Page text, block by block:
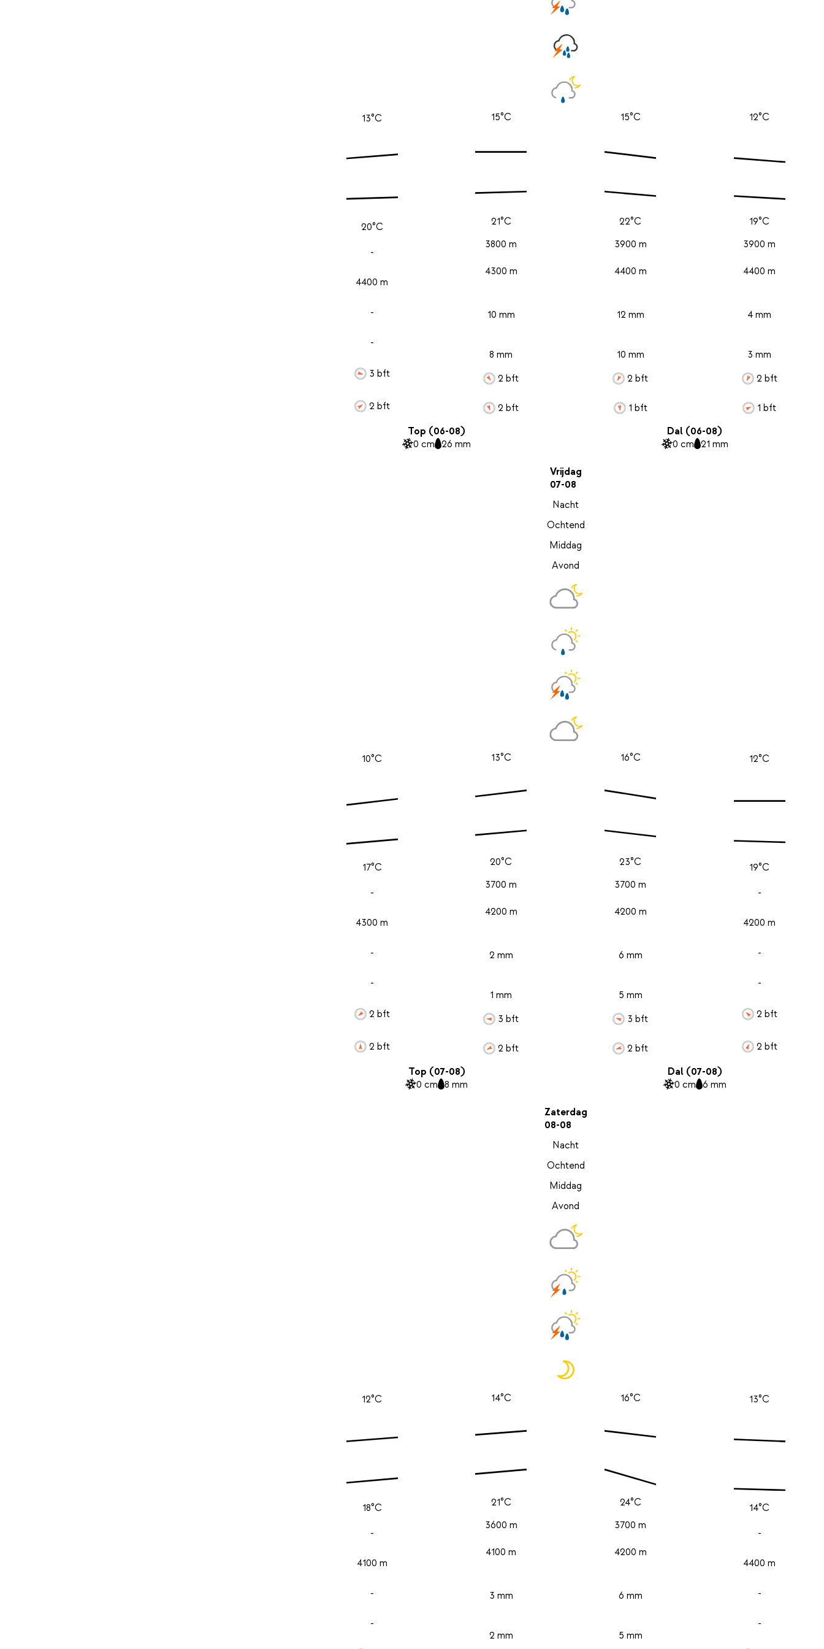
13°C
20°C
-
4400 m
-
-
3 bft
2 bft
15°C
21°C
3800 m
4300 m
10 mm
8 mm
2 bft
2 bft
15°C
22°C
3900 m
4400 m
12 mm
10 mm
2 bft
1 bft
12°C
19°C
3900 m
4400 m
4 mm
3 mm
2 bft
1 bft
Top (06-08)
0 cm 26 mm
Dal (06-08)
0 cm 21 mm
Vrijdag
07-08
Nacht
Ochtend
Middag
Avond
10°C
17°C
-
4300 m
-
-
2 bft
2 bft
13°C
20°C
3700 m
4200 m
2 mm
1 mm
3 bft
2 bft
16°C
23°C
3700 m
4200 m
6 mm
5 mm
3 bft
2 bft
12°C
19°C
-
4200 m
-
-
2 bft
2 bft
Top (07-08)
0 cm 8 mm
Dal (07-08)
0 cm 6 mm
Zaterdag
08-08
Nacht
Ochtend
Middag
Avond
12°C
18°C
-
4100 m
-
-
14°C
21°C
3600 m
4100 m
3 mm
2 mm
16°C
24°C
3700 m
4200 m
6 mm
5 mm
13°C
14°C
-
4400 m
-
-